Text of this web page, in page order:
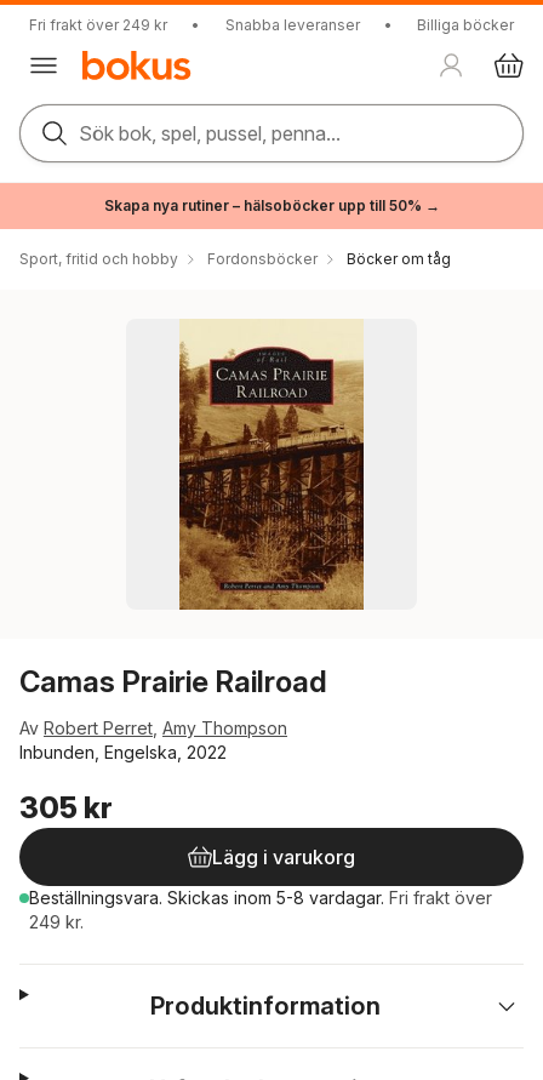
Fri frakt över 249 kr • Snabba leveranser • Billiga böcker
Sök bok, spel, pussel, penna...
Skapa nya rutiner – hälsoböcker upp till 50% →
Sport, fritid och hobby Fordonsböcker Böcker om tåg
Camas Prairie Railroad
Av Robert Perret Amy Thompson
Inbunden, Engelska, 2022
305 kr
Lägg i varukorg
Beställningsvara. Skickas inom 5-8 vardagar. Fri frakt över
249 kr.
Produktinformation